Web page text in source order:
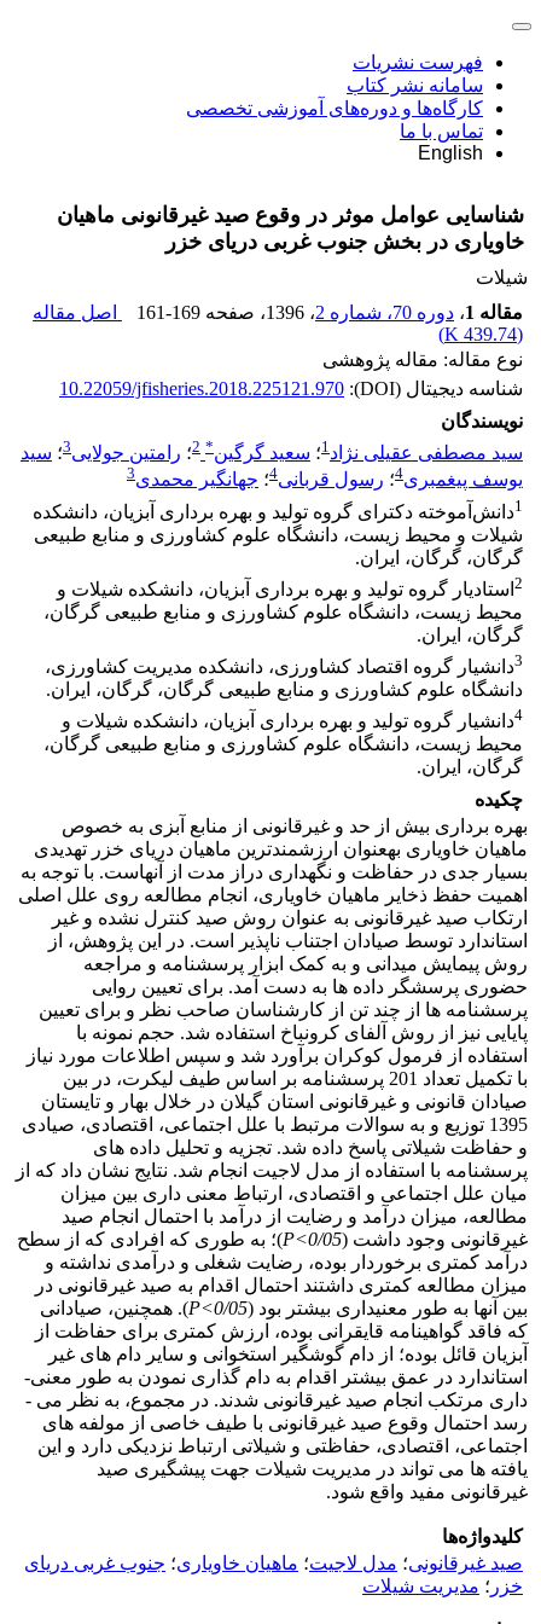
فهرست نشریات
سامانه نشر کتاب
کارگاه‌ها و دوره‌های آموزشی تخصصی
تماس با ما
English
شناسایی عوامل موثر در وقوع صید غیرقانونی ماهیان
خاویاری در بخش جنوب غربی دریای خزر
شیلات
مقاله 1
، دوره 70، شماره 2 ، 1396 ، صفحه 161-169
اصل مقاله
(
439.74 K
)
نوع مقاله: مقاله پژوهشی
شناسه دیجیتال (DOI):
10.22059/jfisheries.2018.225121.970
نویسندگان
سید مصطفی عقیلی نژاد1؛ سعید گرگین*
2؛ رامتین جولایی3؛ سید
یوسف پیغمبری4؛ رسول قربانی4؛ جهانگیر محمدی3
1دانش‌آموخته دکترای گروه تولید و بهره برداری آبزیان، دانشکده
شیلات و محیط زیست، دانشگاه علوم کشاورزی و منابع طبیعی
گرگان، گرگان، ایران.
2 استادیار گروه تولید و بهره برداری آبزیان، دانشکده شیلات و
محیط زیست، دانشگاه علوم کشاورزی و منابع طبیعی گرگان،
گرگان، ایران.
3دانشیار گروه اقتصاد کشاورزی، دانشکده مدیریت کشاورزی،
دانشگاه علوم کشاورزی و منابع طبیعی گرگان، گرگان، ایران.
4دانشیار گروه تولید و بهره برداری آبزیان، دانشکده شیلات و
محیط زیست، دانشگاه علوم کشاورزی و منابع طبیعی گرگان،
گرگان، ایران.
چکیده
بهره ­برداری بیش از حد و غیرقانونی از منابع آبزی به ­خصوص
ماهیان خاویاری به­عنوان ارزشمندترین ماهیان دریای خزر تهدیدی
بسیار جدی در حفاظت و نگهداری دراز مدت از آنهاست. با توجه به
اهمیت حفظ ذخایر ماهیان خاویاری، انجام مطالعه روی علل اصلی
ارتکاب صید غیرقانونی به­ عنوان روش صید کنترل نشده و غیر
استاندارد توسط صیادان اجتناب ناپذیر است. در این پژوهش، از
روش پیمایش میدانی و به کمک ابزار پرسشنامه و مراجعه
حضوری پرسشگر داده­ ها به ­دست آمد. برای تعیین روایی
پرسشنامه­ ها از چند تن از کارشناسان صاحب نظر و برای تعیین
پایایی نیز از روش آلفای کرونباخ استفاده شد. حجم نمونه با
استفاده از فرمول کوکران برآورد شد و سپس اطلاعات مورد نیاز
با تکمیل تعداد 201 پرسشنامه بر اساس طیف لیکرت، در بین
صیادان قانونی و غیرقانونی استان گیلان در خلال بهار و تایستان
1395 توزیع و به سوالات مرتبط با علل اجتماعی، اقتصادی، صیادی
و حفاظت شیلاتی پاسخ داده شد. تجزیه و تحلیل داده­ های
پرسشنامه با استفاده از مدل لاجیت انجام شد. نتایج نشان داد که از
میان علل اجتماعی و اقتصادی، ارتباط معنی ­داری بین میزان
مطالعه، میزان درآمد و رضایت از درآمد با احتمال انجام صید
غیرقانونی وجود داشت (0/05>P
)؛ به ­طوری که افرادی که از سطح
درآمد کمتری برخوردار بوده، رضایت شغلی و درآمدی نداشته و
میزان مطالعه کمتری داشتند احتمال اقدام به صید غیرقانونی در
بین آنها به طور معنی­داری بیشتر بود (0/05>P
). همچنین، صیادانی
که فاقد گواهینامه قایقرانی بوده، ارزش کمتری برای حفاظت از
آبزیان قائل بوده؛ از دام گوشگیر استخوانی و سایر دام ­های غیر
استاندارد در عمق بیشتر اقدام به دام­ گذاری نمودن به طور معنی­
داری مرتکب انجام صید غیرقانونی شدند. در مجموع، به ­نظر می ­
رسد احتمال وقوع صید غیرقانونی با طیف خاصی از مولفه ­های
اجتماعی، اقتصادی، حفاظتی و شیلاتی ارتباط نزدیکی دارد و این
یافته ­ها می­ تواند در مدیریت شیلات جهت پیشگیری صید
غیرقانونی مفید واقع شود.
کلیدواژه‌ها
صید غیرقانونی؛ مدل لاجیت؛ ماهیان خاویاری؛ جنوب غربی دریای
خزر ؛ مدیریت شیلات